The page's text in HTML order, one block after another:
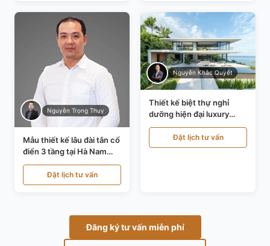
Nguyễn Trọng Thụy
Mẫu thiết kế lâu đài tân cổ
điển 3 tầng tại Hà Nam
KT24821
Đặt lịch tư vấn
Nguyễn Khắc Quyết
Thiết kế biệt thự nghỉ
dưỡng hiện đại luxury
700m² tại Đà Nẵng
KT24616Đặt lịch tư vấn
Đăng ký tư vấn miễn phí